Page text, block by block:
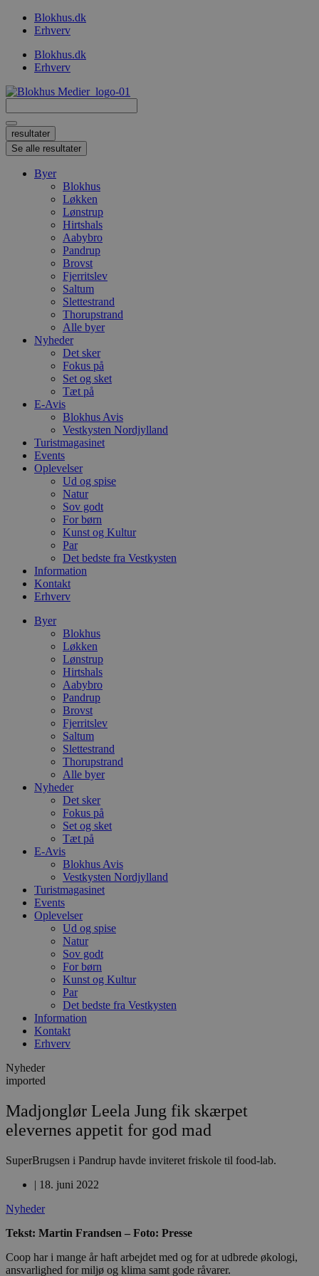
VidereBlokhus.dk
Erhverv
Blokhus.dk
Erhverv
...
resultater
Se alle resultater
Byer
Blokhus
Løkken
Lønstrup
Hirtshals
Aabybro
Pandrup
Brovst
Fjerritslev
Saltum
Slettestrand
Thorupstrand
Alle byer
Nyheder
Det sker
Fokus på
Set og sket
Tæt på
E-Avis
Blokhus Avis
Vestkysten Nordjylland
Turistmagasinet
Events
Oplevelser
Ud og spise
Natur
Sov godt
For børn
Kunst og Kultur
Par
Det bedste fra Vestkysten
Information
Kontakt
Erhverv
Byer
Blokhus
Løkken
Lønstrup
Hirtshals
Aabybro
Pandrup
Brovst
Fjerritslev
Saltum
Slettestrand
Thorupstrand
Alle byer
Nyheder
Det sker
Fokus på
Set og sket
Tæt på
E-Avis
Blokhus Avis
Vestkysten Nordjylland
Turistmagasinet
Events
Oplevelser
Ud og spise
Natur
Sov godt
For børn
Kunst og Kultur
Par
Det bedste fra Vestkysten
Information
Kontakt
Erhverv
Nyheder
imported
Madjonglør Leela Jung fik skærpet
elevernes appetit for god mad
SuperBrugsen i Pandrup havde inviteret friskole til food-lab.
| 18. juni 2022
Nyheder
Tekst: Martin Frandsen – Foto: Presse
Coop har i mange år haft arbejdet med og for at udbrede økologi,
ansvarlighed for miljø og klima samt gode råvarer.